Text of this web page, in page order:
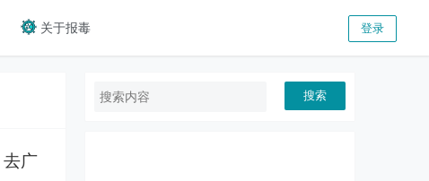
关于报毒 登录
广
搜索